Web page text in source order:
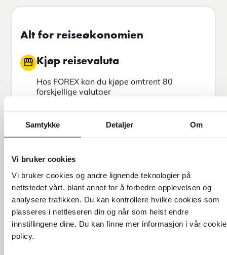
Samtykke Detaljer Om
Vi bruker cookies
Vi bruker cookies og andre lignende teknologier på
nettstedet vårt, blant annet for å forbedre opplevelsen og
analysere trafikken. Du kan kontrollere hvilke cookies som
plasseres i nettleseren din og når som helst endre
innstillingene dine. Du kan finne mer informasjon i vår cookie
policy.
Alt for reiseøkonomien
Kjøp reisevaluta
Hos FOREX kan du kjøpe omtrent 80
forskjellige valutaer
Vi har spisskompetanse innen valuta og
Utforsk reisemålet ditt
Hos oss finner du oppdatert informasjon om
over 300 destinasjoner verden over
Send penger